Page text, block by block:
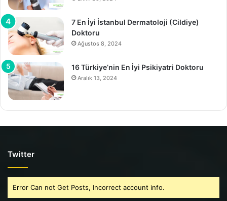
7 En İyi İstanbul Dermatoloji (Cildiye)
Doktoru
Ağustos 8, 2024
16 Türkiye’nin En İyi Psikiyatri Doktoru
Aralık 13, 2024
Twitter
Error Can not Get Posts, Incorrect account info.